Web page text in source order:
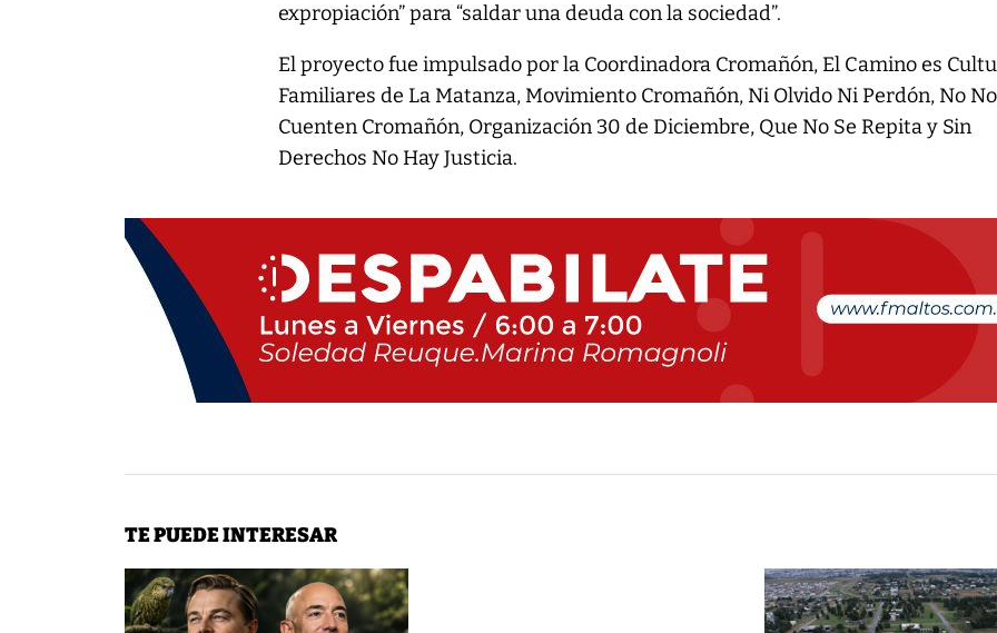
expropiación” para “saldar una deuda con la sociedad”.
El proyecto fue impulsado por la Coordinadora Cromañón, El Camino es
Familiares de La Matanza, Movimiento Cromañón, Ni Olvido Ni Perdón, No
Cuenten Cromañón, Organización 30 de Diciembre, Que No Se Repita y Sin
Derechos No Hay Justicia.
TE PUEDE INTERESAR